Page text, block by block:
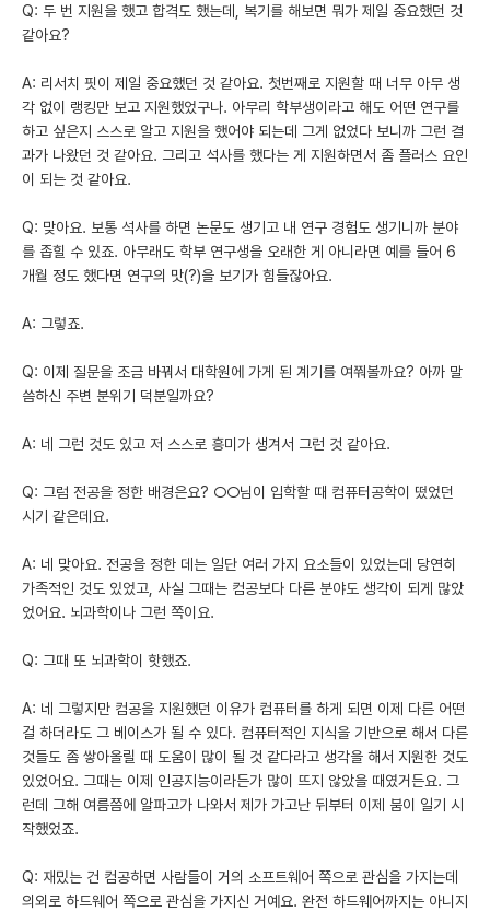
Q: 두 번 지원을 했고 합격도 했는데, 복기를 해보면 뭐가 제일 중요했던 것
같아요?
A: 리서치 핏이 제일 중요했던 것 같아요. 첫번째로 지원할 때 너무 아무 생
각 없이 랭킹만 보고 지원했었구나. 아무리 학부생이라고 해도 어떤 연구를
하고 싶은지 스스로 알고 지원을 했어야 되는데 그게 없었다 보니까 그런 결
과가 나왔던 것 같아요. 그리고 석사를 했다는 게 지원하면서 좀 플러스 요인
이 되는 것 같아요.
Q: 맞아요. 보통 석사를 하면 논문도 생기고 내 연구 경험도 생기니까 분야
를 좁힐 수 있죠. 아무래도 학부 연구생을 오래한 게 아니라면 예를 들어 6
개월 정도 했다면 연구의 맛(?)을 보기가 힘들잖아요.
A: 그렇죠.
Q: 이제 질문을 조금 바꿔서 대학원에 가게 된 계기를 여쭤볼까요? 아까 말
씀하신 주변 분위기 덕분일까요?
A: 네 그런 것도 있고 저 스스로 흥미가 생겨서 그런 것 같아요.
Q: 그럼 전공을 정한 배경은요? ○○님이 입학할 때 컴퓨터공학이 떴었던
시기 같은데요.
A: 네 맞아요. 전공을 정한 데는 일단 여러 가지 요소들이 있었는데 당연히
가족적인 것도 있었고, 사실 그때는 컴공보다 다른 분야도 생각이 되게 많았
었어요. 뇌과학이나 그런 쪽이요.
Q: 그때 또 뇌과학이 핫했죠.
A: 네 그렇지만 컴공을 지원했던 이유가 컴퓨터를 하게 되면 이제 다른 어떤
걸 하더라도 그 베이스가 될 수 있다. 컴퓨터적인 지식을 기반으로 해서 다른
것들도 좀 쌓아올릴 때 도움이 많이 될 것 같다라고 생각을 해서 지원한 것도
있었어요. 그때는 이제 인공지능이라든가 많이 뜨지 않았을 때였거든요. 그
런데 그해 여름쯤에 알파고가 나와서 제가 가고난 뒤부터 이제 붐이 일기 시
작했었죠.
Q: 재밌는 건 컴공하면 사람들이 거의 소프트웨어 쪽으로 관심을 가지는데
의외로 하드웨어 쪽으로 관심을 가지신 거예요. 완전 하드웨어까지는 아니지